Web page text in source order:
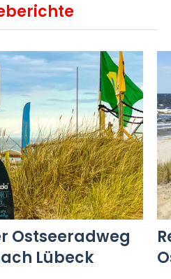
Ostseeradweg
Lübeck